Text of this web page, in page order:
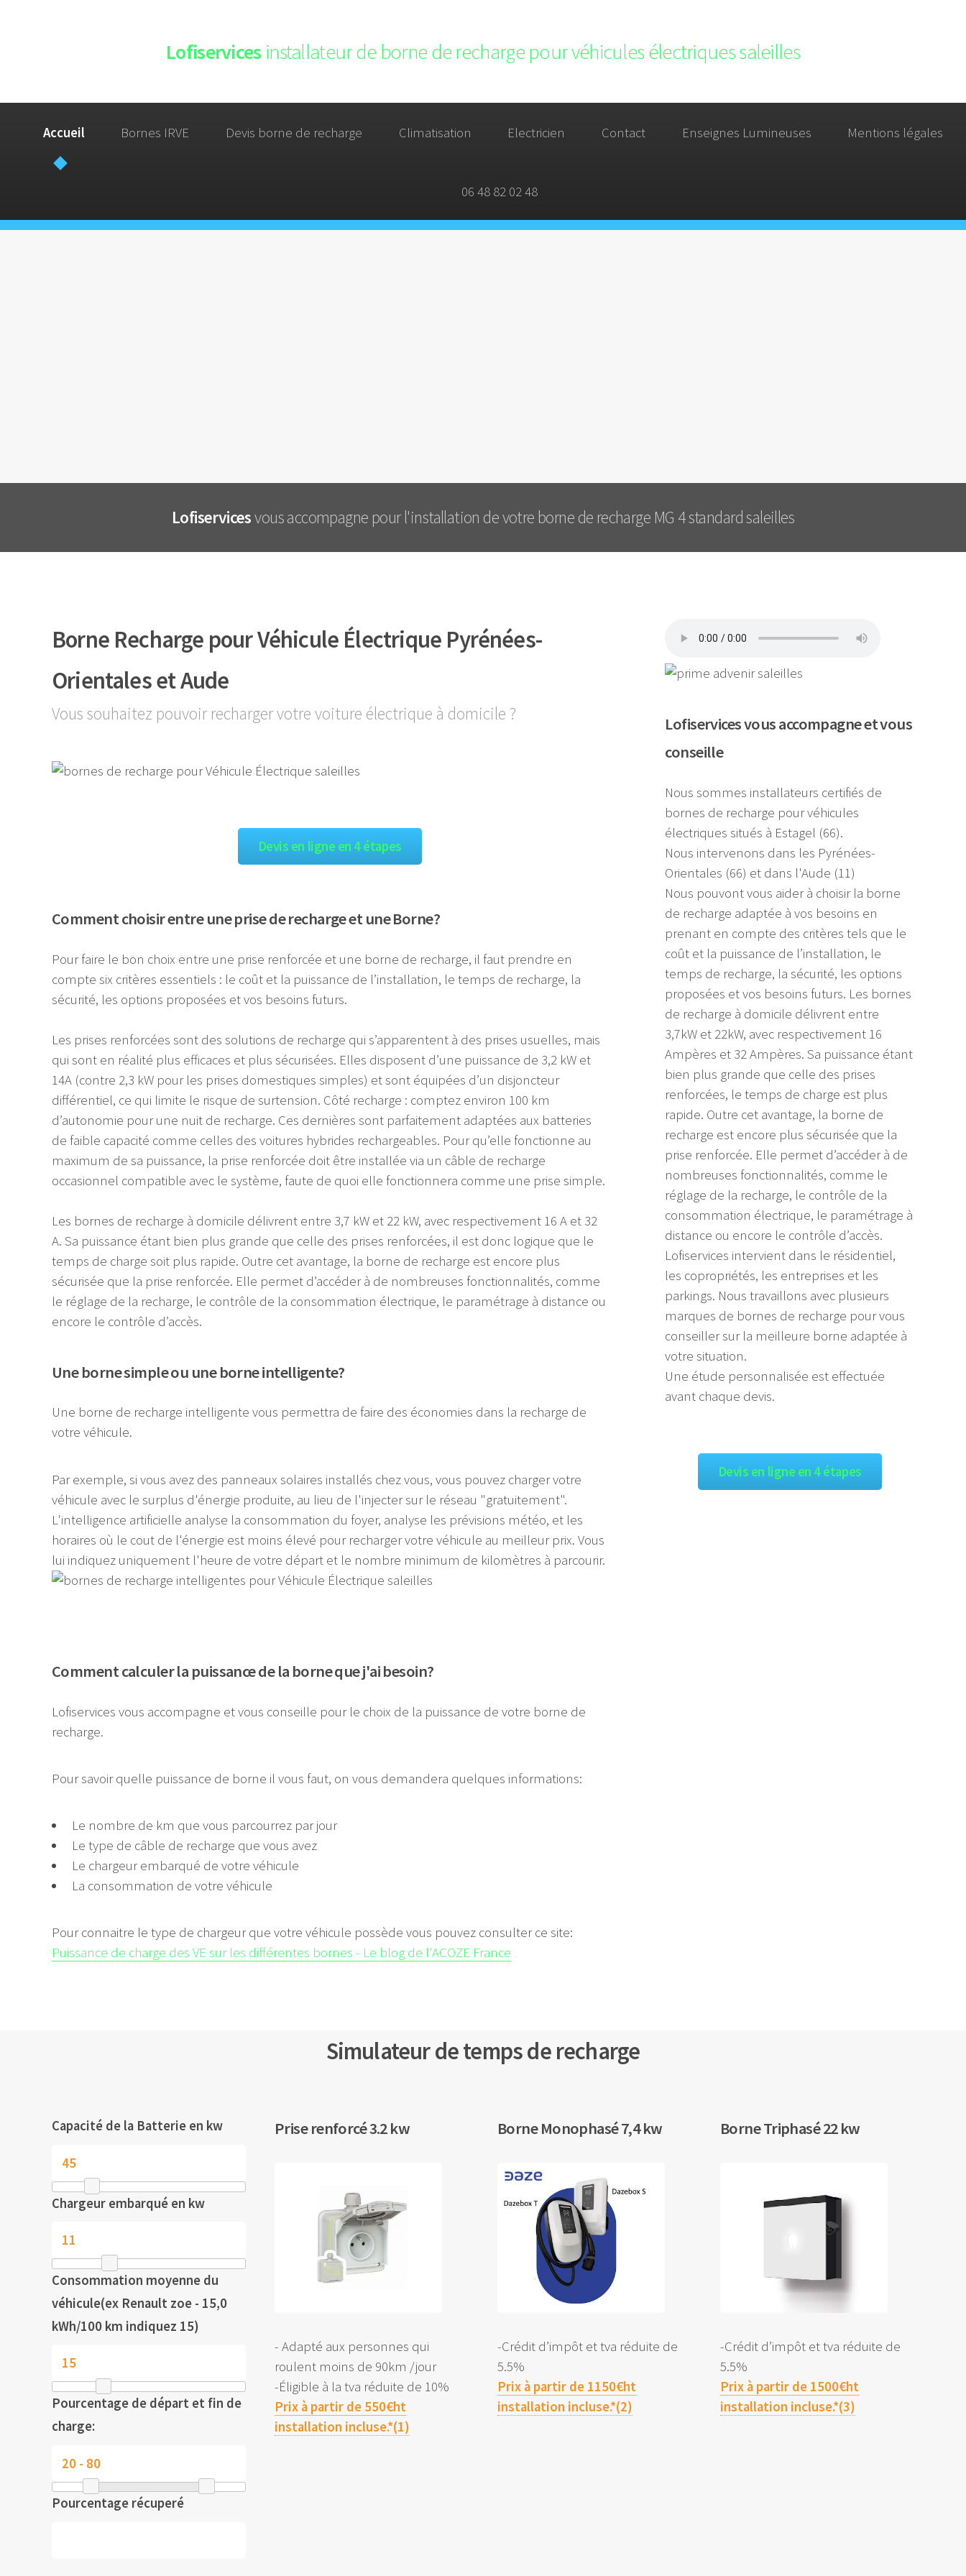
Lofiservices installateur de borne de recharge pour véhicules électriques saleilles
Accueil Bornes IRVE Devis borne de recharge Climatisation Electricien Contact Enseignes Lumineuses Mentions légales
06 48 82 02 48
Lofiservicesvous accompagne pour l'installation de votre borne de recharge MG 4 standard saleilles
Borne Recharge pour Véhicule Électrique Pyrénées-
Orientales et Aude
Vous souhaitez pouvoir recharger votre voiture électrique à domicile ?
Devis en ligne en 4 étapes
Comment choisir entre une prise de recharge et une Borne?
Pour faire le bon choix entre une prise renforcée et une borne de recharge, il faut prendre en
compte six critères essentiels : le coût et la puissance de l’installation, le temps de recharge, la
sécurité, les options proposées et vos besoins futurs.
Les prises renforcées sont des solutions de recharge qui s’apparentent à des prises usuelles, mais
qui sont en réalité plus efficaces et plus sécurisées. Elles disposent d’une puissance de 3,2 kW et
14A (contre 2,3 kW pour les prises domestiques simples) et sont équipées d’un disjoncteur
différentiel, ce qui limite le risque de surtension. Côté recharge : comptez environ 100 km
d’autonomie pour une nuit de recharge. Ces dernières sont parfaitement adaptées aux batteries
de faible capacité comme celles des voitures hybrides rechargeables. Pour qu’elle fonctionne au
maximum de sa puissance, la prise renforcée doit être installée via un câble de recharge
occasionnel compatible avec le système, faute de quoi elle fonctionnera comme une prise simple.
Les bornes de recharge à domicile délivrent entre 3,7 kW et 22 kW, avec respectivement 16 A et 32
A. Sa puissance étant bien plus grande que celle des prises renforcées, il est donc logique que le
temps de charge soit plus rapide. Outre cet avantage, la borne de recharge est encore plus
sécurisée que la prise renforcée. Elle permet d’accéder à de nombreuses fonctionnalités, comme
le réglage de la recharge, le contrôle de la consommation électrique, le paramétrage à distance ou
encore le contrôle d’accès.
Une borne simple ou une borne intelligente?
Une borne de recharge intelligente vous permettra de faire des économies dans la recharge de
votre véhicule.
Par exemple, si vous avez des panneaux solaires installés chez vous, vous pouvez charger votre
véhicule avec le surplus d'énergie produite, au lieu de l'injecter sur le réseau "gratuitement".
L'intelligence artificielle analyse la consommation du foyer, analyse les prévisions météo, et les
horaires où le cout de l'énergie est moins élevé pour recharger votre véhicule au meilleur prix. Vous
lui indiquez uniquement l'heure de votre départ et le nombre minimum de kilomètres à parcourir.
Comment calculer la puissance de la borne que j'ai besoin?
Lofiservices vous accompagne et vous conseille pour le choix de la puissance de votre borne de
recharge.
Pour savoir quelle puissance de borne il vous faut, on vous demandera quelques informations:
Le nombre de km que vous parcourrez par jour
Le type de câble de recharge que vous avez
Le chargeur embarqué de votre véhicule
La consommation de votre véhicule
Pour connaitre le type de chargeur que votre véhicule possède vous pouvez consulter ce site:
Puissance de charge des VE sur les différentes bornes - Le blog de l'ACOZE France
Lofiservices vous accompagne et vous
conseille
Nous sommes installateurs certifiés de
bornes de recharge pour véhicules
électriques situés à Estagel (66).
Nous intervenons dans les Pyrénées-
Orientales (66) et dans l'Aude (11)
Nous pouvont vous aider à choisir la borne
de recharge adaptée à vos besoins en
prenant en compte des critères tels que le
coût et la puissance de l’installation, le
temps de recharge, la sécurité, les options
proposées et vos besoins futurs. Les bornes
de recharge à domicile délivrent entre
3,7kW et 22kW, avec respectivement 16
Ampères et 32 Ampères. Sa puissance étant
bien plus grande que celle des prises
renforcées, le temps de charge est plus
rapide. Outre cet avantage, la borne de
recharge est encore plus sécurisée que la
prise renforcée. Elle permet d’accéder à de
nombreuses fonctionnalités, comme le
réglage de la recharge, le contrôle de la
consommation électrique, le paramétrage à
distance ou encore le contrôle d’accès.
Lofiservices intervient dans le résidentiel,
les copropriétés, les entreprises et les
parkings. Nous travaillons avec plusieurs
marques de bornes de recharge pour vous
conseiller sur la meilleure borne adaptée à
votre situation.
Une étude personnalisée est effectuée
avant chaque devis.
Devis en ligne en 4 étapes
Simulateur de temps de recharge
Capacité de la Batterie en kw
Chargeur embarqué en kw
Consommation moyenne du
véhicule(ex Renault zoe - 15,0
kWh/100 km indiquez 15)
Pourcentage de départ et fin de
charge:
Pourcentage récuperé
Prise renforcé 3.2 kw
- Adapté aux personnes qui
roulent moins de 90km /jour
-Éligible à la tva réduite de 10%
Prix à partir de 550€ht
installation incluse.*(1)
Borne Monophasé 7,4 kw
-Crédit d’impôt et tva réduite de
5.5%
Prix à partir de 1150€ht
installation incluse.*(2)
Borne Triphasé 22 kw
-Crédit d’impôt et tva réduite de
5.5%
Prix à partir de 1500€ht
installation incluse.*(3)